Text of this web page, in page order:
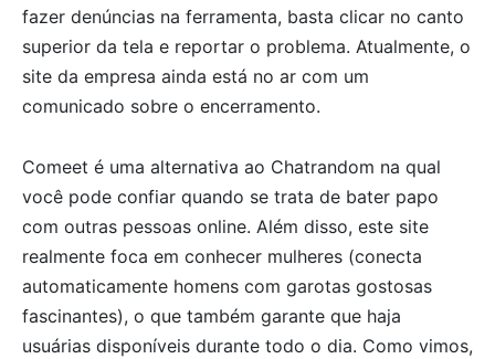
fazer denúncias na ferramenta, basta clicar no canto
superior da tela e reportar o problema. Atualmente, o
site da empresa ainda está no ar com um
comunicado sobre o encerramento.
Comeet é uma alternativa ao Chatrandom na qual
você pode confiar quando se trata de bater papo
com outras pessoas online. Além disso, este site
realmente foca em conhecer mulheres (conecta
automaticamente homens com garotas gostosas
fascinantes), o que também garante que haja
usuárias disponíveis durante todo o dia. Como vimos,